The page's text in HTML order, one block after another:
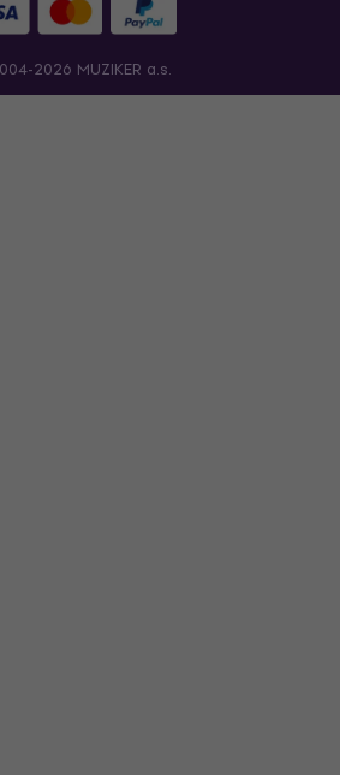
2026 MUZIKER a.s.